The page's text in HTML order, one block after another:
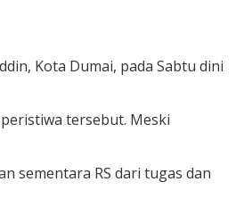
Kota Dumai, pada Sabtu dini
tersebut. Meski
sementara RS dari tugas dan